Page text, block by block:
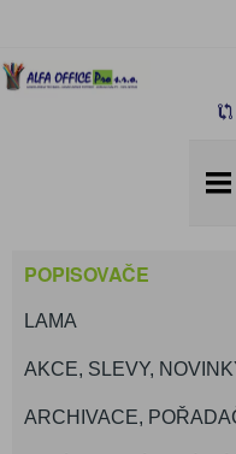
POPISOVAČE
LAMA
AKCE, SLEVY,
ARCHIVACE,